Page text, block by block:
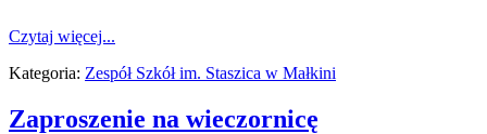
Czytaj więcej...
Kategoria: Zespół Szkół im. Staszica w Małkini
Zaproszenie na wieczornicę